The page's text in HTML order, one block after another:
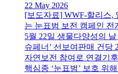
22 May 2026
[보도자료] WWF-할리스,
는 눈표범 보전 캠페인 전
5월 22일 생물다양성의
슈페너’ 선보여판매 건
자연보전 참여로 연결기
핵심종 ‘눈표범’ 보호 위